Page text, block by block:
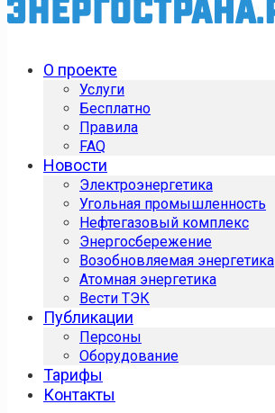
О проекте
Услуги
Бесплатно
Правила
FAQ
Новости
Электроэнергетика
Угольная промышленность
Нефтегазовый комплекс
Энергосбережение
Возобновляемая энергетика
Атомная энергетика
Вести ТЭК
Публикации
Персоны
Оборудование
Тарифы
Контакты